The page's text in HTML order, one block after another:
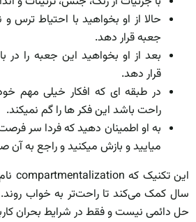
حالا از او بخواهید با احتیاط ترس
جعبه قرار دهد.
بعد از او بخواهید این جعبه را در
قرار دهد.
در طبقه ای که افکار خیلی مهم
راحت باشد این فکر ها را گم نمیکند.
به او اطمینان دهید که فردا سر
میایید و بازش میکنید و راجع به
سال کمک می‌کند تا راحت‌تر به خواب
حل دائمی نیست و فقط در شرایط بحران